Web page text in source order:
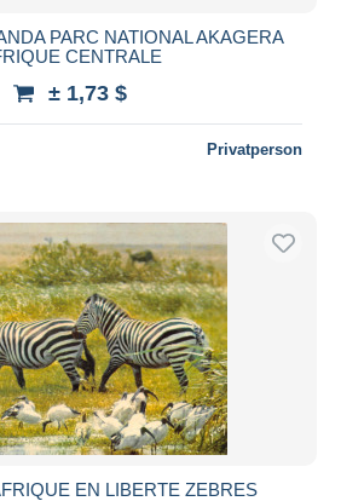
PARC NATIONAL AKAGERA
CENTRALE
± 1,73 $
Privatperson
EN LIBERTE ZEBRES